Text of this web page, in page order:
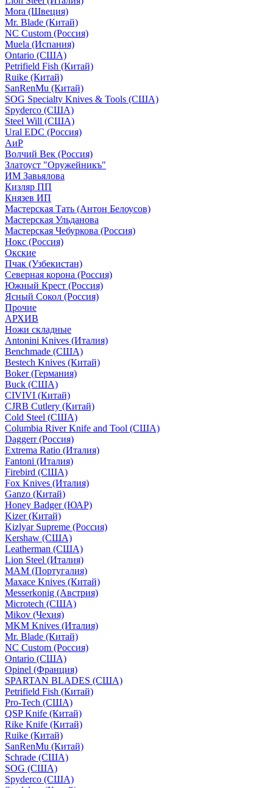
Mora (Швеция)
Mr. Blade (Китай)
NC Custom (Россия)
Muela (Испания)
Ontario (США)
Petrifield Fish (Китай)
Ruike (Китай)
SanRenMu (Китай)
SOG Specialty Knives & Tools (США)
Spyderco (США)
Steel Will (США)
Ural EDC (Россия)
АиР
Волчий Век (Россия)
Златоуст "Оружейникъ"
ИМ Завьялова
Кизляр ПП
Князев ИП
Мастерская Тать (Антон Белоусов)
Мастерская Ульданова
Мастерская Чебуркова (Россия)
Нокс (Россия)
Окские
Пчак (Узбекистан)
Северная корона (Россия)
Южный Крест (Россия)
Ясный Сокол (Россия)
Прочие
АРХИВ
Ножи складные
Antonini Knives (Италия)
Benchmade (США)
Bestech Knives (Китай)
Boker (Германия)
Buck (США)
CIVIVI (Китай)
CJRB Cutlery (Китай)
Cold Steel (США)
Columbia River Knife and Tool (США)
Daggerr (Россия)
Extrema Ratio (Италия)
Fantoni (Италия)
Firebird (США)
Fox Knives (Италия)
Ganzo (Китай)
Honey Badger (ЮАР)
Kizer (Китай)
Kizlyar Supreme (Россия)
Kershaw (США)
Leatherman (США)
Lion Steel (Италия)
MAM (Португалия)
Maxace Knives (Китай)
Messerkonig (Австрия)
Microtech (США)
Mikov (Чехия)
MKM Knives (Италия)
Mr. Blade (Китай)
NC Custom (Россия)
Ontario (США)
Opinel (Франция)
SPARTAN BLADES (США)
Petrifield Fish (Китай)
Pro-Tech (США)
QSP Knife (Китай)
Rike Knife (Китай)
Ruike (Китай)
SanRenMu (Китай)
Schrade (США)
SOG (США)
Spyderco (США)